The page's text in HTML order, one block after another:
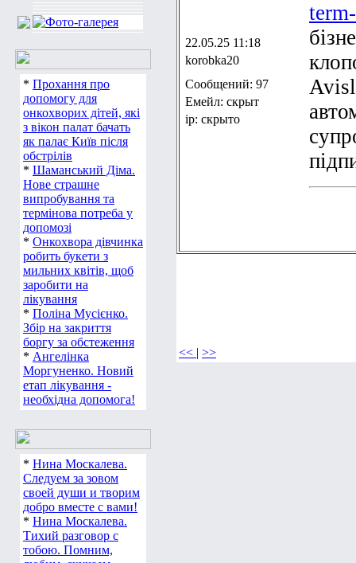
* Прохання про
допомогу для
онкохворих дітей, які
з вікон палат бачать
як палає Київ після
обстрілів
* Шаманський Діма.
Нове страшне
випробування та
термінова потреба у
допомозі
* Онкохвора дівчинка
робить букети з
мильних квітів, щоб
заробити на
лікування
* Поліна Мусієнко.
Збір на закриття
боргу за обстеження
* Ангелінка
Моргуненко. Новий
етап лікування -
необхідна допомога!
* Нина Москалева.
Следуем за зовом
своей души и творим
добро вместе с вами!
* Нина Москалева.
Тихий разговор с
тобою. Помним,
22.05.25 11:18
korobka20
Сообщений: 97
Емейл: скрыт
ip: скрыто
<< | >>